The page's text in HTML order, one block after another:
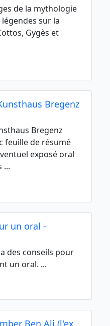
de la mythologie
sur la
Gygès et
Bregenz
Bregenz
feuille de résumé
exposé oral
...
un oral -
des conseils pour
un oral. ...
Ben Ali (l'ex